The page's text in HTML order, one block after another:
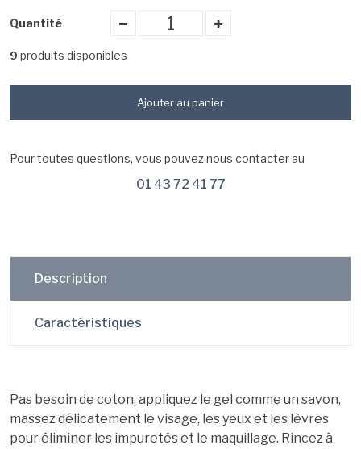
Quantité
9 produits disponibles
Ajouter au panier
Pour toutes questions, vous pouvez nous contacter au
01 43 72 41 77
Description
Caractéristiques
Pas besoin de coton, appliquez le gel comme un savon,
massez délicatement le visage, les yeux et les lèvres
pour éliminer les impuretés et le maquillage. Rincez à